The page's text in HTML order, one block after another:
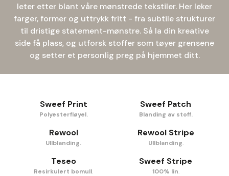
leter etter blant våre mønstrede tekstiler. Her leker
farger, former og uttrykk fritt - fra subtile strukturer
til dristige statement-mønstre. Så la din kreative
side få plass, og utforsk stoffer som tøyer grensene
og setter et personlig preg på hjemmet ditt.
Sweef Print
Polyesterfløyel.
Sweef Patch
Blanding av stoff.
Rewool
Ullblanding.
Rewool Stripe
Ullblanding.
Teseo
Resirkulert bomull.
Sweef Stripe
100% lin.